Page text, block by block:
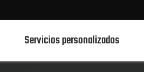
Servicios personalizados